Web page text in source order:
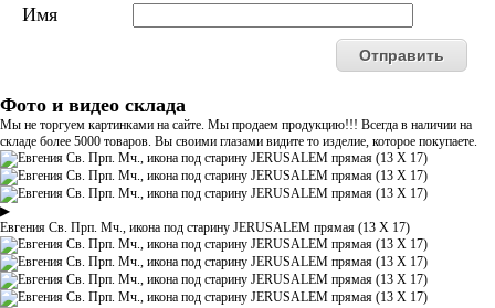
Имя
Фото и видео склада
Мы не торгуем картинками на сайте. Мы продаем продукцию!!! Всегда в наличии на
складе более 5000 товаров. Вы своими глазами видите то изделие, которое покупаете.
▶
Евгения Св. Прп. Мч., икона под старину JERUSALEM прямая (13 Х 17)